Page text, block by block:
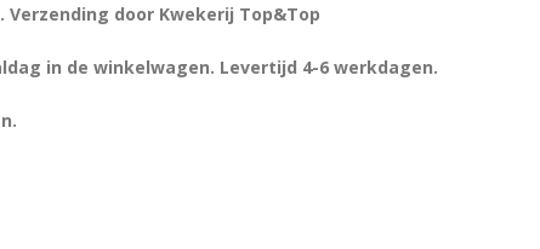
door Kwekerij Top&Top
in de winkelwagen. Levertijd 4-6 werkdagen.